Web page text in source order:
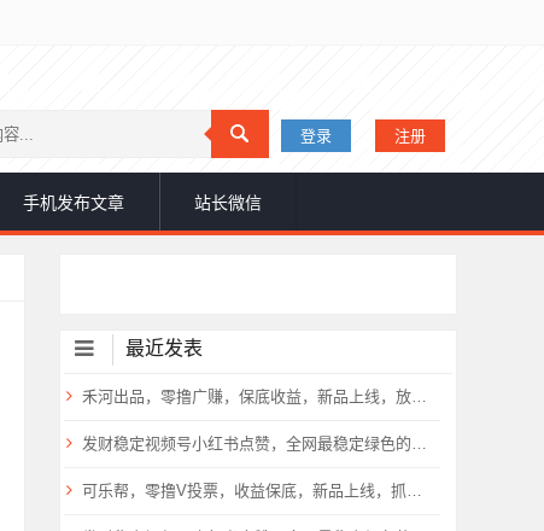
登录 注册
手机发布文章 站长微信
最近发表
禾河出品，零撸广赚，保底收益，新品上线，放水中
发财稳定视频号小红书点赞，全网最稳定绿色的项目，小红书启动
可乐帮，零撸V投票，收益保底，新品上线，抓紧上车，